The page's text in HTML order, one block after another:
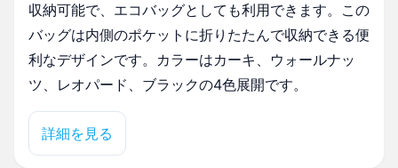
収納可能で、エコバッグとしても利用できます。この
バッグは内側のポケットに折りたたんで収納できる便
利なデザインです。カラーはカーキ、ウォールナッ
ツ、レオパード、ブラックの4色展開です。
詳細を見る